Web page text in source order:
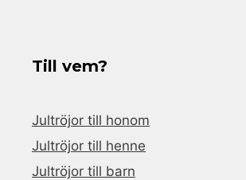
Till vem?
Jultröjor till honom
Jultröjor till henne
Jultröjor till barn